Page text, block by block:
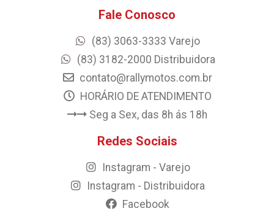
Fale Conosco
(83) 3063-3333 Varejo
(83) 3182-2000 Distribuidora
contato@rallymotos.com.br
HORÁRIO DE ATENDIMENTO
Seg a Sex, das 8h ás 18h
Redes Sociais
Instagram - Varejo
Instagram - Distribuidora
Facebook